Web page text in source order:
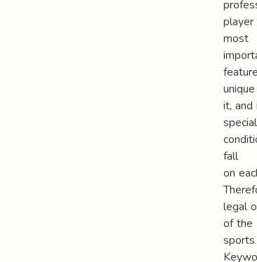
most
it,
special
fall
on
legal
of the